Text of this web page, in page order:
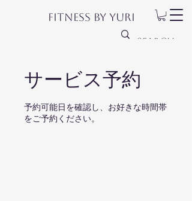
Fitness by Yuri
サービス予約
予約可能日を確認し、お好きな時間帯
をご予約ください。